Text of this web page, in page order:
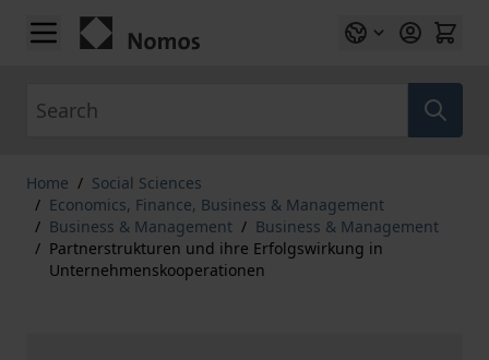
Skip to Content
Home / Social Sciences
/ Economics, Finance, Business & Management
/ Business & Management / Business & Management
/ Partnerstrukturen und ihre Erfolgswirkung in
Unternehmenskooperationen